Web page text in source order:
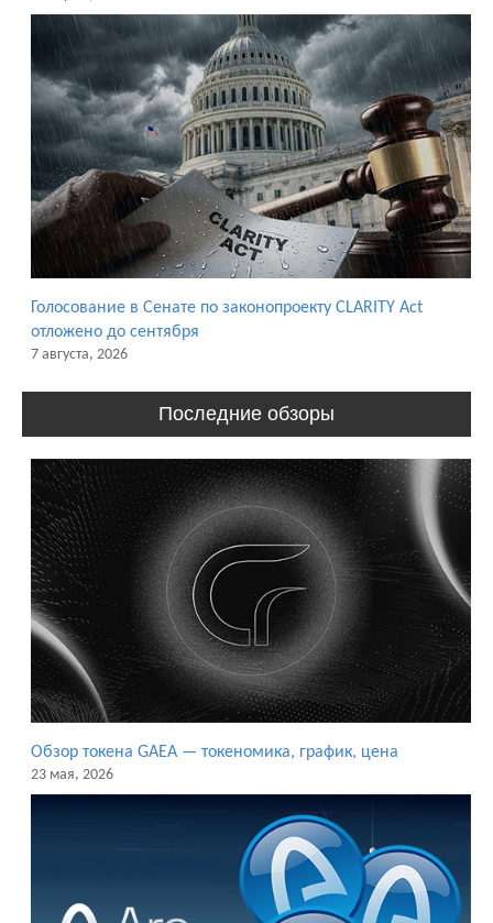
Голосование в Сенате по законопроекту CLARITY Act
отложено до сентября
7 августа, 2026
Последние обзоры
Обзор токена GAEA — токеномика, график, цена
23 мая, 2026